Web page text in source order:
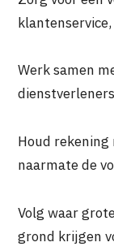
Werk samen
Houd
naarmate de
Volg waar
grond krijgen